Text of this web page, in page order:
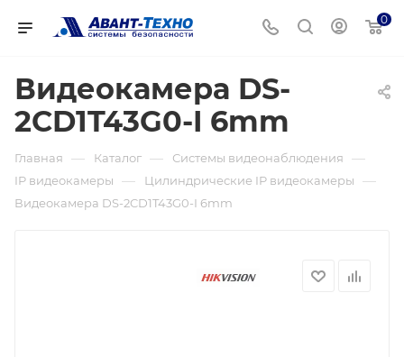
0
Видеокамера DS-
2CD1T43G0-I 6mm
Главная — Каталог — Системы видеонаблюдения —
IP видеокамеры — Цилиндрические IP видеокамеры —
Видеокамера DS-2CD1T43G0-I 6mm